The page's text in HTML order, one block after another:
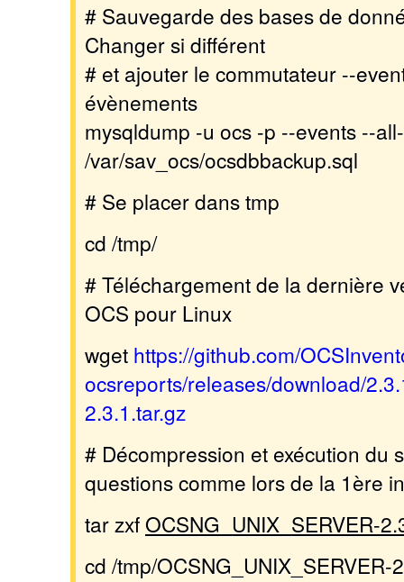
# Sauvegarde des bases de
Changer si différent
# et ajouter le commutateur --
évènements
mysqldump -u ocs -p --events --
/var/sav_ocs/ocsdbbackup.sql
# Se placer dans tmp
cd /tmp/
# Téléchargement de la dernière
OCS pour Linux
wget https://github.com/
ocsreports/releases/download/
2.3.1.tar.gz
# Décompression et exécution du
questions comme lors de la 1ère
tar zxfOCSNG_UNIX_SERVER-
cd /tmp/OCSNG_UNIX_SERVER-